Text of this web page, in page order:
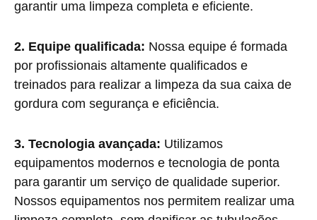
garantir uma limpeza completa e eficiente.
2. Equipe qualificada: Nossa equipe é formada
por profissionais altamente qualificados e
treinados para realizar a limpeza da sua caixa de
gordura com segurança e eficiência.
3. Tecnologia avançada: Utilizamos
equipamentos modernos e tecnologia de ponta
para garantir um serviço de qualidade superior.
Nossos equipamentos nos permitem realizar uma